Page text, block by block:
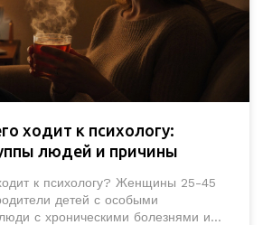
ходит к психологу:
людей и причины
к психологу? Женщины 25-45
детей с особыми
с хроническими болезнями и